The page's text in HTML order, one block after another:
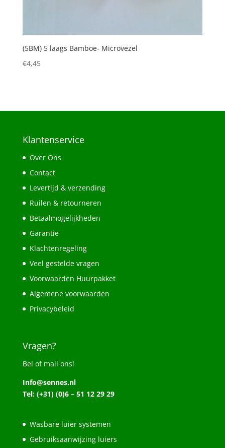
(5BM) 5 laags Bamboe- Microvezel
€4,45
Klantenservice
Over Ons
Contact
Levertijd & verzending
Ruilen & retourneren
Betaalmogelijkheden
Garantie
Klachtenregeling
Veel gestelde vragen
Voorwaarden Huurpakket
Algemene voorwaarden
Privacybeleid
Vragen?
Bel of mail ons!
Info@sennes.nl
Tel: (+31) (0)6 – 51 12 29 29
Wasbare luier systemen
Gebruiksaanwijzing luiers